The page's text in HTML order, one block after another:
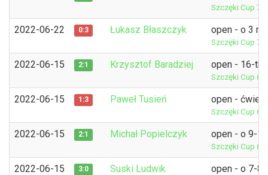
Szczęki Cup 7
2022-06-22 0:3 Łukasz Błaszczyk open - o 3
Szczęki Cup 7
2022-06-15 2:1 Krzysztof Baradziej open - 16-tka
Szczęki Cup 6
2022-06-15 1:3 Paweł Tusień open -
Szczęki Cup 6
2022-06-15 2:1 Michał Popielczyk open - o 9-
Szczęki Cup 6
2022-06-15 3:0 Suski Ludwik open - o 7-8